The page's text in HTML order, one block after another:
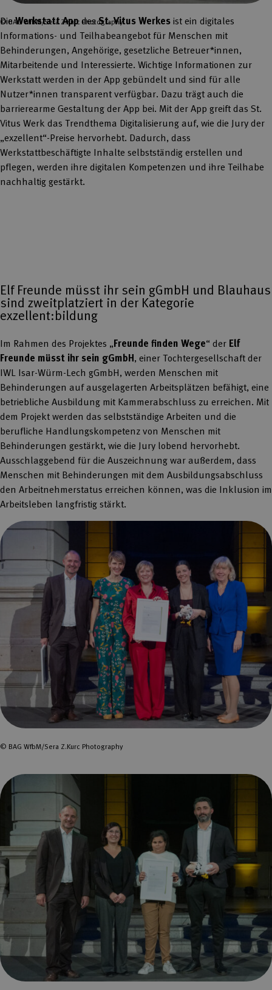
© BAG WfbM/Sera Z.Kurc Photography
DieWerkstatt AppdesSt. Vitus Werkesist ein digitales
Informations- und Teilhabeangebot für Menschen mit
Behinderungen, Angehörige, gesetzliche Betreuer*innen,
Mitarbeitende und Interessierte. Wichtige Informationen zur
Werkstatt werden in der App gebündelt und sind für alle
Nutzer*innen transparent verfügbar. Dazu trägt auch die
barrierearme Gestaltung der App bei. Mit der App greift das St.
Vitus Werk das Trendthema Digitalisierung auf, wie die Jury der
„exzellent“-Preise hervorhebt. Dadurch, dass
Werkstattbeschäftigte Inhalte selbstständig erstellen und
pflegen, werden ihre digitalen Kompetenzen und ihre Teilhabe
nachhaltig gestärkt.
Elf Freunde müsst ihr sein gGmbH und Blauhaus
sind zweitplatziert in der Kategorie
exzellent:bildung
Im Rahmen des Projektes „Freunde finden Wege“ der Elf
Freunde müsst ihr sein gGmbH, einer Tochtergesellschaft der
IWL Isar-Würm-Lech gGmbH, werden Menschen mit
Behinderungen auf ausgelagerten Arbeitsplätzen befähigt, eine
betriebliche Ausbildung mit Kammerabschluss zu erreichen. Mit
dem Projekt werden das selbstständige Arbeiten und die
berufliche Handlungskompetenz von Menschen mit
Behinderungen gestärkt, wie die Jury lobend hervorhebt.
Ausschlaggebend für die Auszeichnung war außerdem, dass
Menschen mit Behinderungen mit dem Ausbildungsabschluss
den Arbeitnehmerstatus erreichen können, was die Inklusion im
Arbeitsleben langfristig stärkt.
© BAG WfbM/Sera Z.Kurc Photography